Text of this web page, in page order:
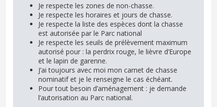
Je respecte les zones de non-chasse.
Je respecte les horaires et jours de chasse.
Je respecte la liste des espèces dont la chasse
est autorisée par le Parc national
Je respecte les seuils de prélèvement maximum
autorisé pour : la perdrix rouge, le lièvre d’Europe
et le lapin de garenne.
J’ai toujours avec moi mon carnet de chasse
nominatif et je le renseigne le cas échéant.
Pour tout besoin d’aménagement : je demande
l’autorisation au Parc national.